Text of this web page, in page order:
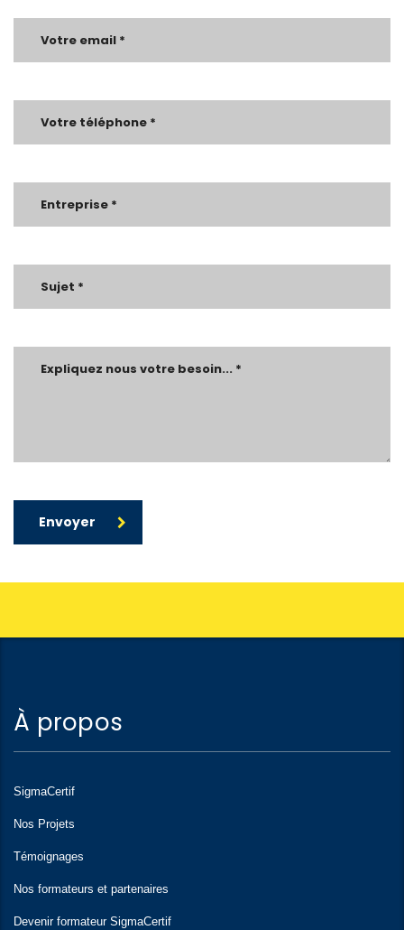
Envoyer
À propos
SigmaCertif
Nos Projets
Témoignages
Nos formateurs et partenaires
Devenir formateur SigmaCertif